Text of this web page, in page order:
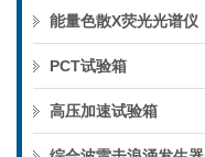
能量色散X荧光光谱仪
PCT试验箱
高压加速试验箱